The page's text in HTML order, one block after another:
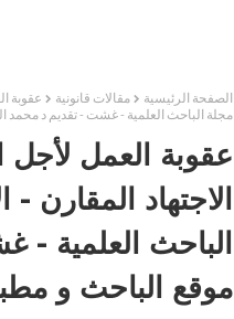
الصفحة الرئيسية
مقالات قانونية
مجلة الباحث العلمية - غشت - تقديم د محمد
عقوبة العمل لأجل
الباحث العلمية
موقع الباحث و